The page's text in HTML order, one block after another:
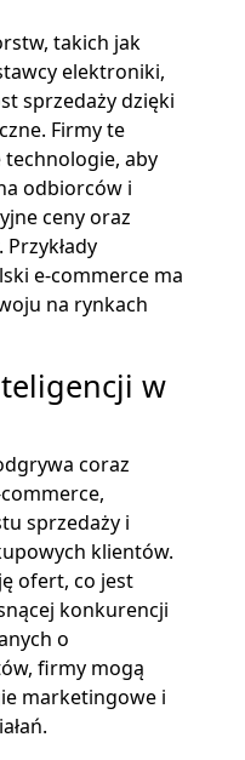
takich jak
elektroniki,
sprzedaży dzięki
Firmy te
aby
odbiorców i
ceny oraz
e-commerce ma
na rynkach
w
coraz
sprzedaży i
klientów.
ofert, co jest
konkurencji
o
firmy mogą
marketingowe i